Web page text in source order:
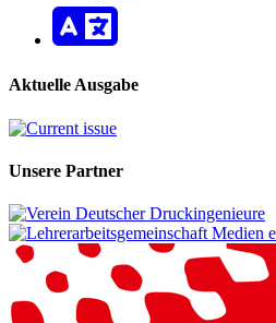
Aktuelle Ausgabe
Unsere Partner